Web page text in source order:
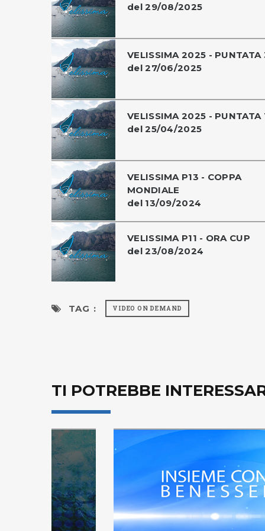
del 29/08/2025
VELISSIMA 2025 - PUNTATA
del 27/06/2025
VELISSIMA 2025 - PUNTATA
del 25/04/2025
VELISSIMA P13 - COPPA
MONDIALE
del 13/09/2024
VELISSIMA P11 - ORA CUP
del 23/08/2024
TAG : VIDEO ON DEMAND
TI POTREBBE